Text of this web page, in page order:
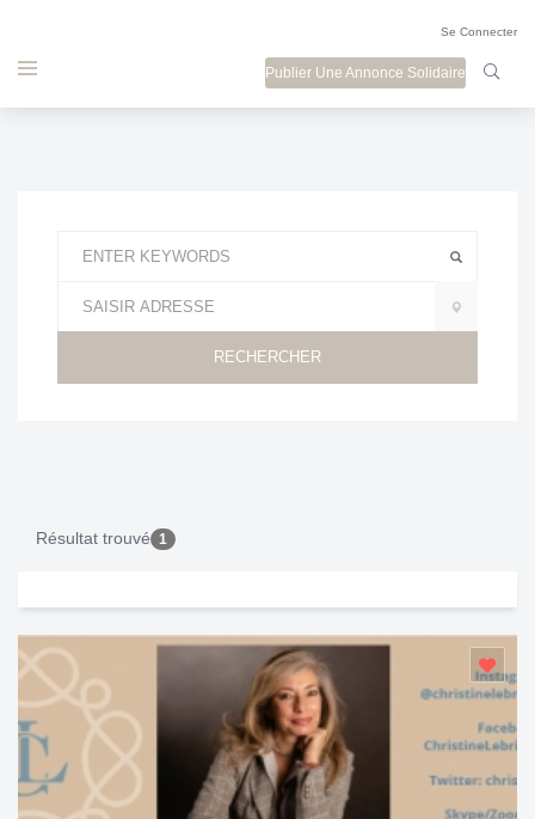
Se Connecter
Publier Une Annonce Solidaire
RECHERCHER
Résultat trouvé 1